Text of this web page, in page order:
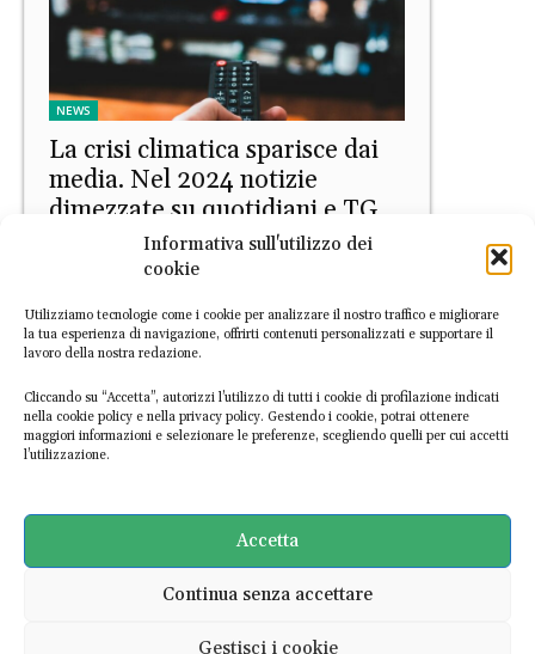
Informativa sull'utilizzo dei
cookie
Utilizziamo tecnologie come i cookie per analizzare il nostro traffico e migliorare
la tua esperienza di navigazione, offrirti contenuti personalizzati e supportare il
lavoro della nostra redazione.
Cliccando su “Accetta”, autorizzi l’utilizzo di tutti i cookie di profilazione indicati
nella cookie policy e nella privacy policy. Gestendo i cookie, potrai ottenere
maggiori informazioni e selezionare le preferenze, scegliendo quelli per cui accetti
l’utilizzazione.
Accetta
Continua senza accettare
Gestisci i cookie
NEWS
La crisi climatica sparisce dai
media. Nel 2024 notizie
dimezzate su quotidiani e TG
Marica Di Pierri - 15 Aprile 2025
Clima e fonti fossili,
Greenpeace: sui giornali più
pubblicità che informazione
Marica Di Pierri - 9 Dicembre 2024